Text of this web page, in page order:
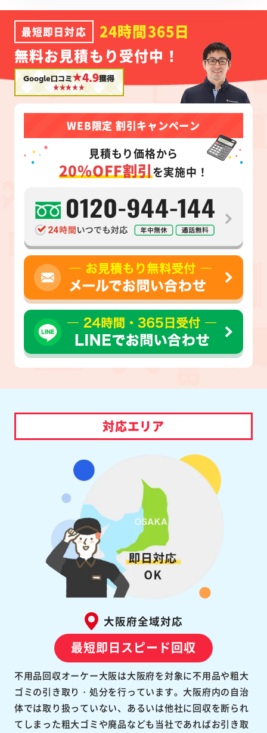
最短即日対応
24時間365日
無料お見積もり受付中！
Google口コミ★4.9獲得
WEB限定 割引キャンペーン
見積もり価格から
20%OFF割引を実施中！
対応エリア
大阪府全域対応
最短即日スピード回収
不用品回収オーケー大阪は大阪府を対象に不用品や粗大
ゴミの引き取り・処分を行っています。大阪府内の自治
体では取り扱っていない、あるいは他社に回収を断られ
てしまった粗大ゴミや廃品なども当社であればお引き取